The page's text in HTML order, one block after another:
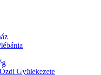
Gyülekezete